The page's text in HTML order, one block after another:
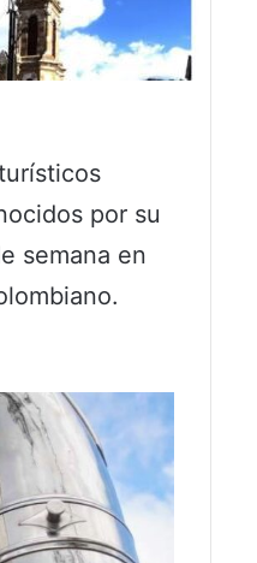
por su
semana en